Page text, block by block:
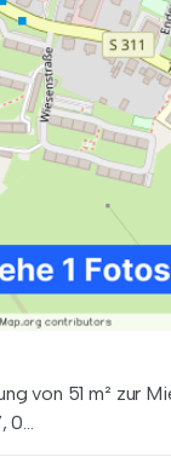
von 51 m² zur
0...